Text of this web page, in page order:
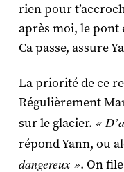
rien pour
après moi, le pont
Ca passe, assure
La priorité de ce
Régulièrement
sur le glacier. «
répond Yann, ou
dangereux ». On